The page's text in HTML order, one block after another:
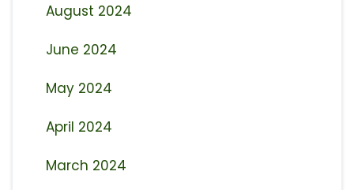
August 2024
June 2024
May 2024
April 2024
March 2024